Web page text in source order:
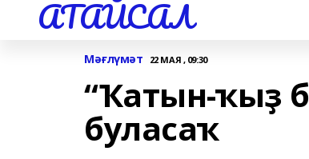
АТАЙСАЛ
Мәғлүмәт 22 МАЯ , 09:30
“Ҡатын-ҡыҙ
буласаҡ